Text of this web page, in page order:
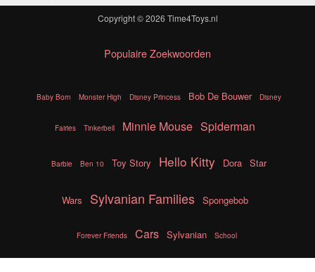
Copyright © 2026 Time4Toys.nl
Populaire Zoekwoorden
Baby Born Monster High Disney Princess Bob De Bouwer Disney
Fairies Tinkerbell Minnie Mouse Spiderman
Barbie Ben 10 Toy Story Hello Kitty Dora Star
Wars Sylvanian Families Spongebob
Forever Friends Cars Sylvanian School